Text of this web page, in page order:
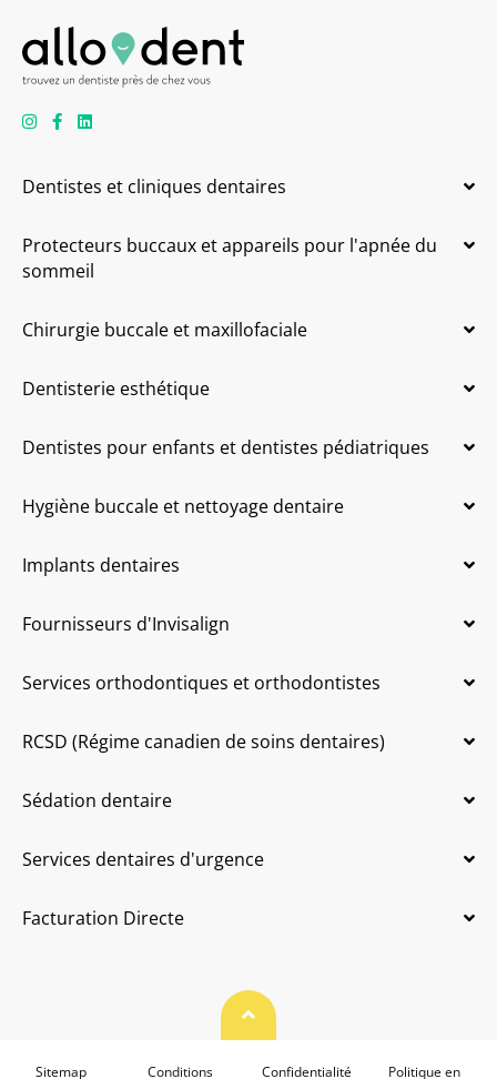
Dentistes et cliniques dentaires
Protecteurs buccaux et appareils pour l'apnée du
sommeil
Chirurgie buccale et maxillofaciale
Dentisterie esthétique
Dentistes pour enfants et dentistes pédiatriques
Hygiène buccale et nettoyage dentaire
Implants dentaires
Fournisseurs d'Invisalign
Services orthodontiques et orthodontistes
RCSD (Régime canadien de soins dentaires)
Sédation dentaire
Services dentaires d'urgence
Facturation Directe
Haut de page
Sitemap Conditions Confidentialité Politique en